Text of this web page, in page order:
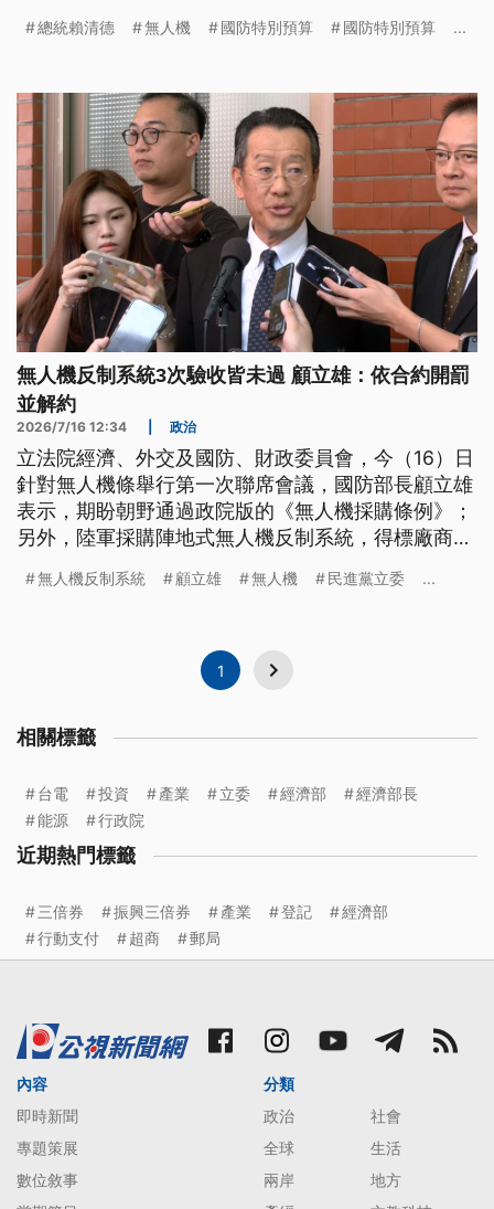
機國防布局「萬事具備，只欠東風」，呼籲立法院支
總統賴清德 無人機 國防特別預算 國防特別預算 ...
無人機反制系統3次驗收皆未過 顧立雄：依合約開罰
並解約
2026/7/16 12:34 政治
立法院經濟、外交及國防、財政委員會，今（16）日
針對無人機條舉行第一次聯席會議，國防部長顧立雄
表示，期盼朝野通過政院版的《無人機採購條例》；
另外，陸軍採購陣地式無人機反制系統，得標廠商創
部長王美花推薦，顧立雄批評是莫須有指控，表示會
無人機反制系統 顧立雄 無人機 民進黨立委 ...
1
相關標籤
台電 投資 產業 立委 經濟部
經濟部長
能源
行政院
近期熱門標籤
三倍券 振興三倍券 產業 登記
經濟部
行動支付
超商 郵局
內容
即時新聞
專題策展
數位敘事
分類
政治
社會
全球
生活
兩岸
地方